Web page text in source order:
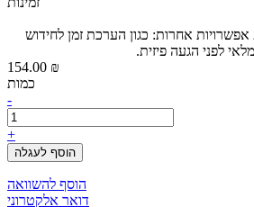
אחרות: כגון הערכת זמן לחידוש
154.00 ₪
כמות
-
+
הוסף לעגלה
הוסף להשוואה
דואר אלקטרוני